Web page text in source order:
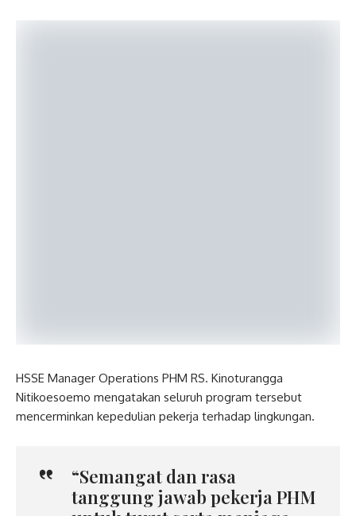
Nitikoesoemo mengatakan seluruh program tersebut
mencerminkan kepedulian pekerja terhadap lingkungan.